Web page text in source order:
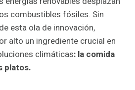
combustibles fósiles. Sin
esta ola de innovación,
alto un ingrediente crucial en
climáticas: la comida
platos.